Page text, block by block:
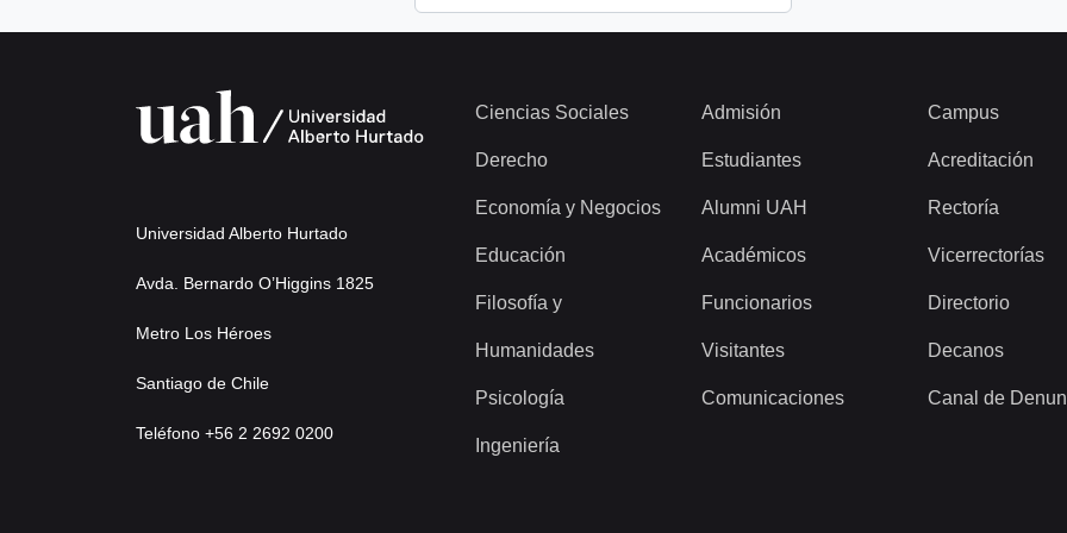
Universidad Alberto Hurtado
Avda. Bernardo O’Higgins 1825
Metro Los Héroes
Santiago de Chile
Teléfono +56 2 2692 0200
Ciencias Sociales
Derecho
Economía y Negocios
Educación
Filosofía y
Humanidades
Psicología
Ingeniería
Admisión
Estudiantes
Alumni UAH
Académicos
Funcionarios
Visitantes
Comunicaciones
Campus
Acreditación
Rectoría
Vicerrectorías
Directorio
Decanos
Canal de